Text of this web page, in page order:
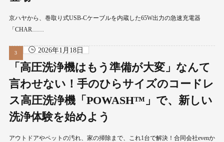
京ハヤから、巻取り式USB-Cケーブルを内蔵した65W出力の急速充電器
「CHAR……
2026年1月18日
「高圧洗浄機はもう準備が大変」なんて
言わせない！手のひらサイズのコードレ
ス高圧洗浄機「POWASH™」で、新しい
洗浄体験を始めよう
アウトドアやペットの汚れ、家の掃除まで、これ1台で解決！合同会社evenか